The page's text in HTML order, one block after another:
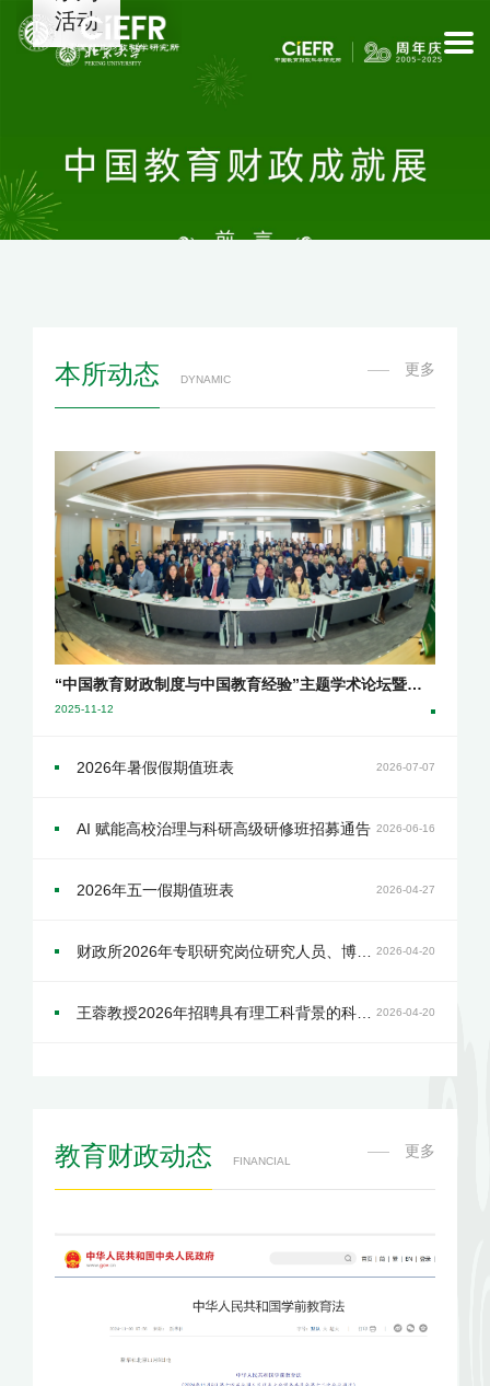
活动
本所动态 DYNAMIC
更多
“中国教育财政制度与中国教育经验”主题学术论坛暨北大教育财政所建所二十周年庆成功举办
2025-11-12
2026-07-07
2026年暑假假期值班表
2026-06-16
AI 赋能高校治理与科研高级研修班招募通告
2026-04-27
2026年五一假期值班表
2026-04-20
财政所2026年专职研究岗位研究人员、博士后、科研助理招聘启事
2026-04-20
王蓉教授2026年招聘具有理工科背景的科技财政方向博士后一名
教育财政动态 FINANCIAL
更多